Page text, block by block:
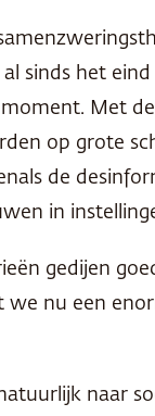
sinds het
Met
op grote
de
in
gedijen
we nu een
naar